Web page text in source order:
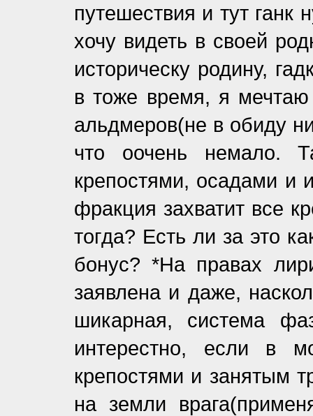
путешествия и тут ганк
хочу видеть в своей
историческу родину,
в тоже время, я мечтаю
альдмеров(не в обиду
что оочень немало.
крепостями, осадами и
фракция захватит все
тогда? Есть ли за это
бонус? *На правах
заявлена и даже,
шикарная, система
интерестно, если в
крепостями и занятым
на земли